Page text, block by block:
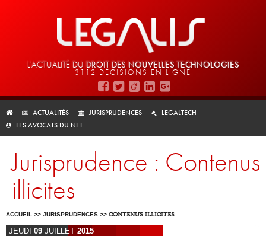
L'ACTUALITÉ DU DROIT DES NOUVELLES TECHNOLOGIES
3112 DÉCISIONS EN LIGNE
ACTUALITÉS JURISPRUDENCES
LEGALTECH
LES AVOCATS DU NET
Jurisprudence : Contenus
illicites
ACCUEIL >> JURISPRUDENCES >> CONTENUS ILLICITES
JEUDI 09 JUILLET 2015